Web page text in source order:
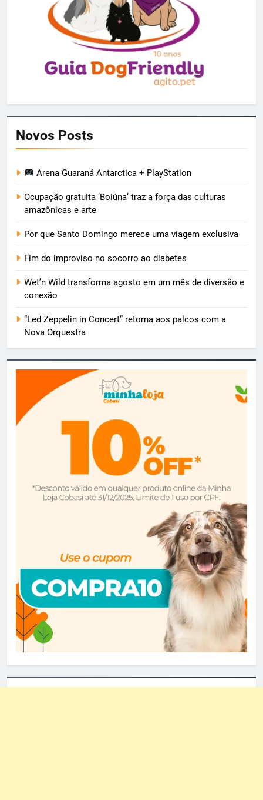
Novos Posts
Arena Guaraná Antarctica + PlayStation
Ocupação gratuita ‘Boiúna’ traz a força das culturas
amazônicas e arte
Por que Santo Domingo merece uma viagem exclusiva
Fim do improviso no socorro ao diabetes
Wet’n Wild transforma agosto em um mês de diversão e
conexão
“Led Zeppelin in Concert” retorna aos palcos com a
Nova Orquestra